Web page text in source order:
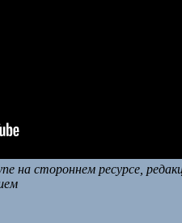
на стороннем ресурсе,